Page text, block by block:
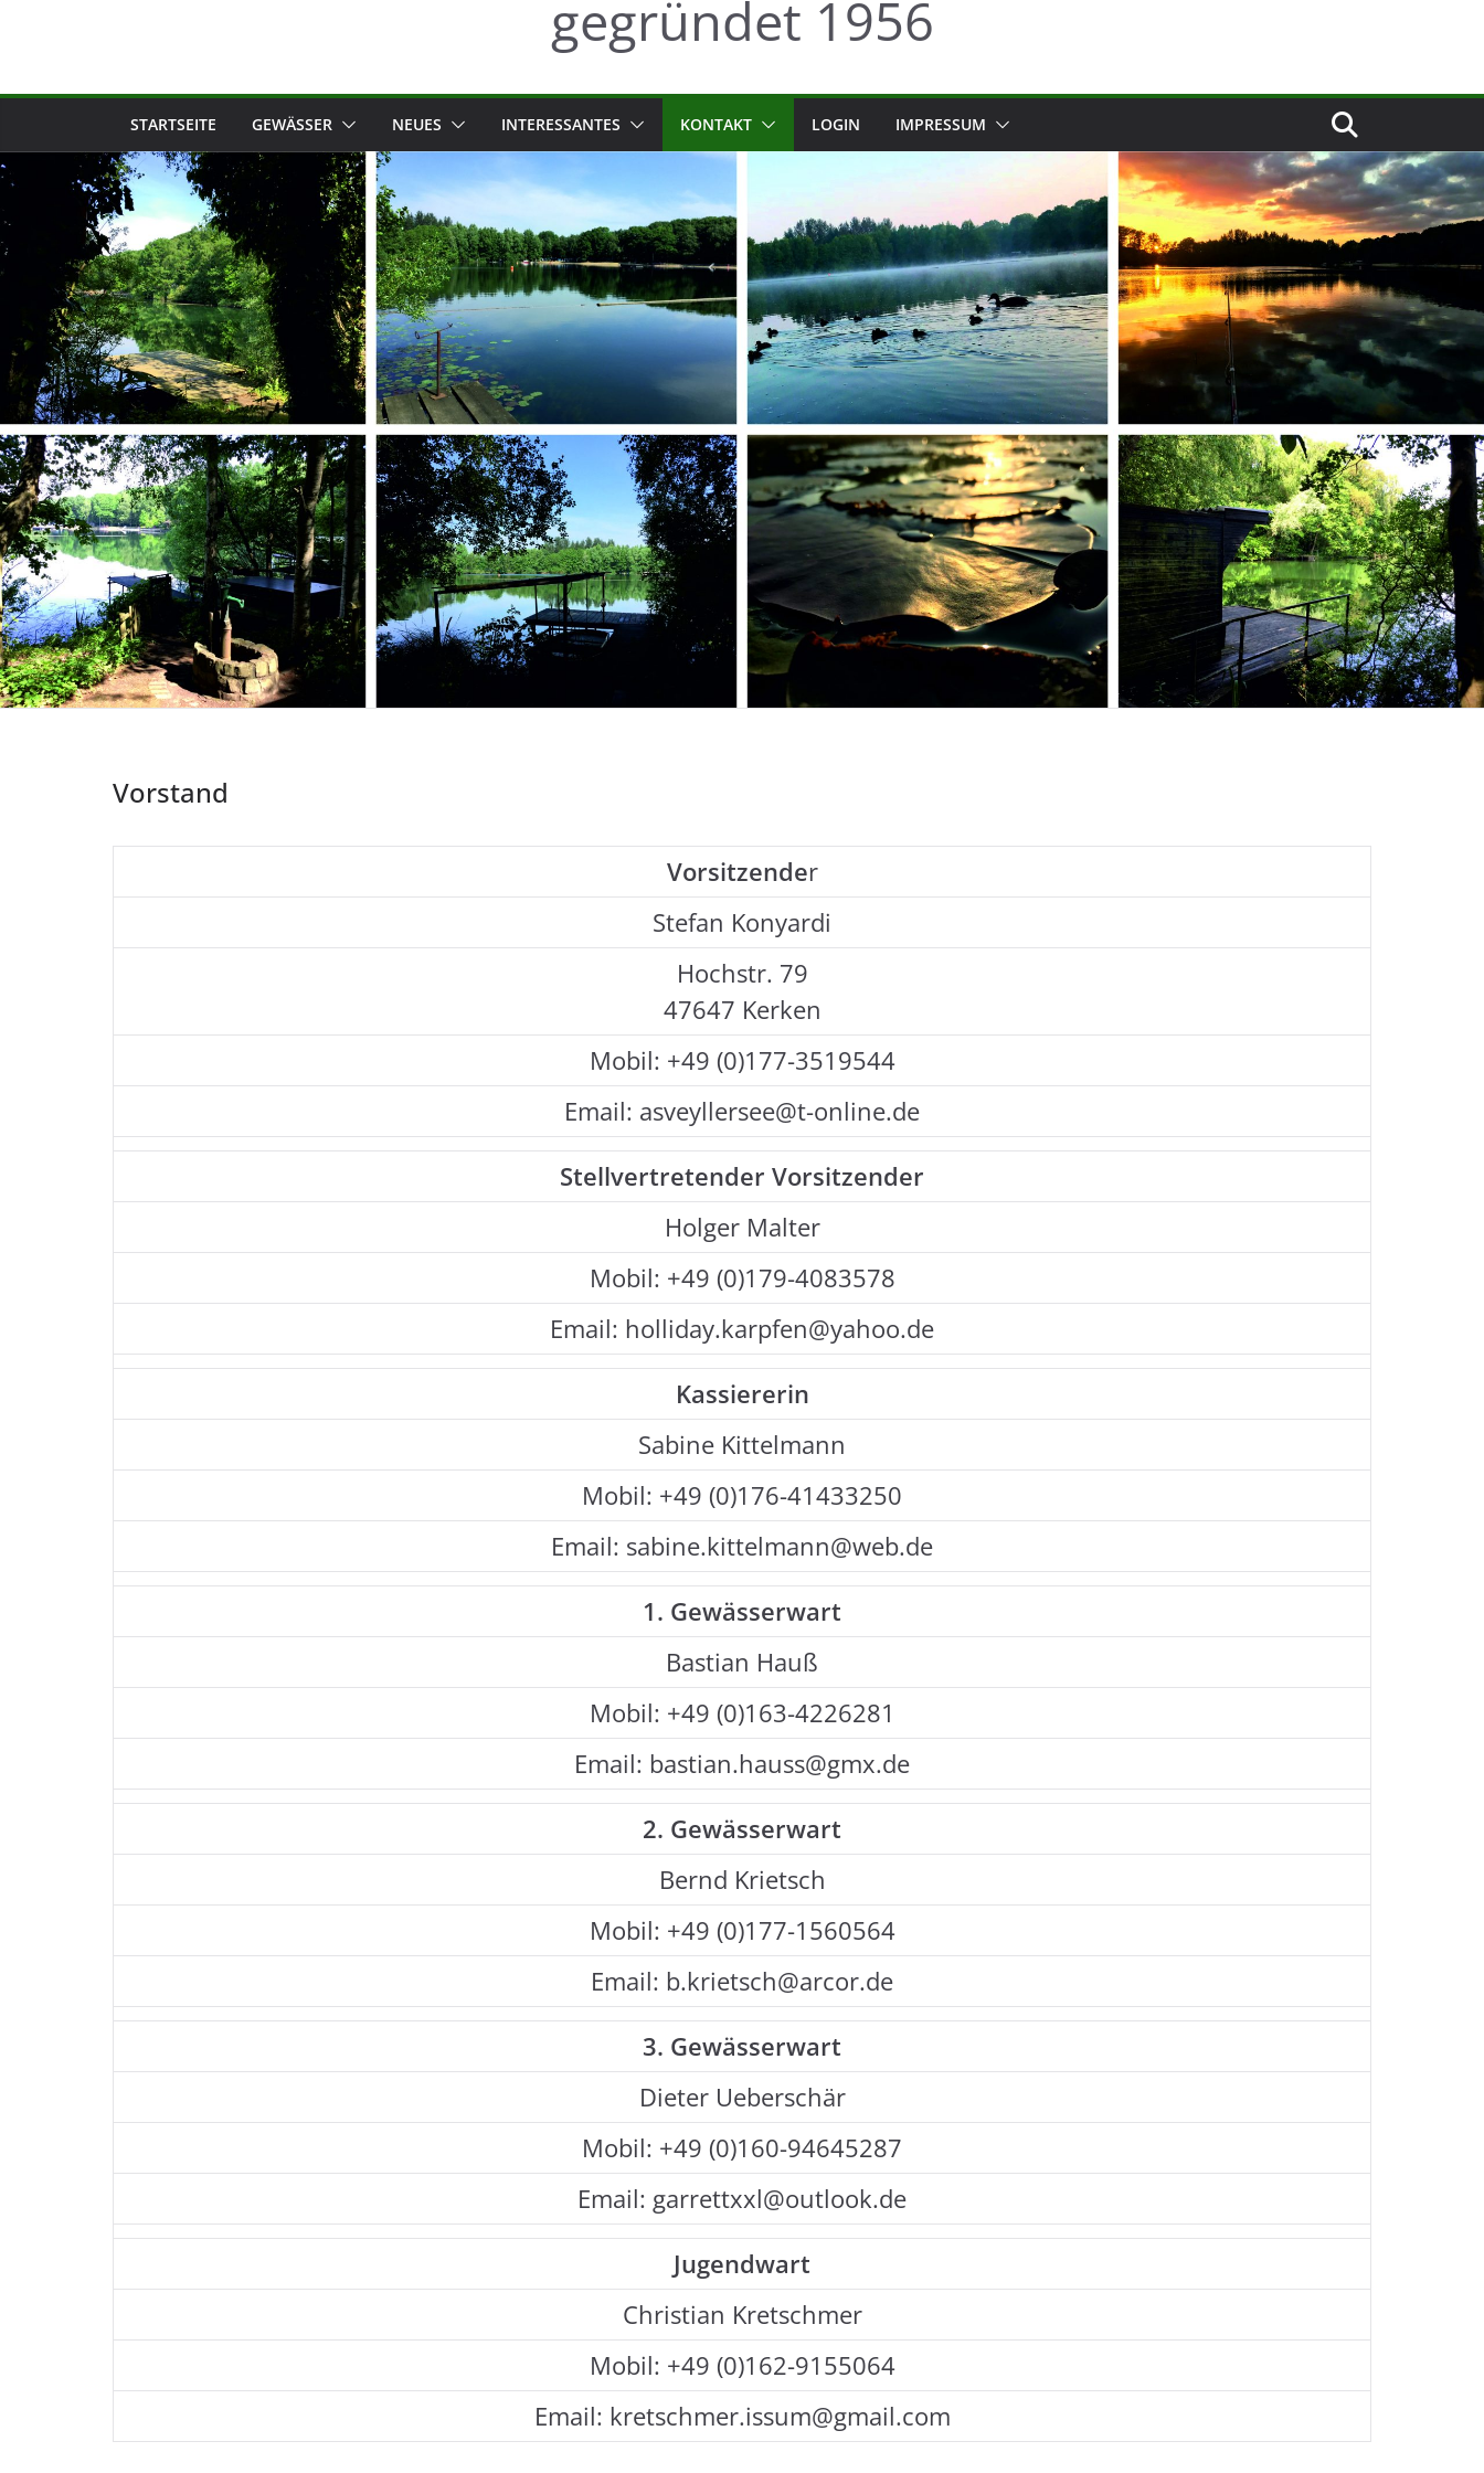
gegründet 1956
STARTSEITE GEWÄSSER NEUES INTERESSANTES KONTAKT LOGIN IMPRESSUM
Vorstand
Vorsitzender
Stefan Konyardi
Hochstr. 79
47647 Kerken
Mobil: +49 (0)177-3519544
Email: asveyllersee@t-online.de
Stellvertretender Vorsitzender
Holger Malter
Mobil: +49 (0)179-4083578
Email: holliday.karpfen@yahoo.de
Kassiererin
Sabine Kittelmann
Mobil: +49 (0)176-41433250
Email: sabine.kittelmann@web.de
1. Gewässerwart
Bastian Hauß
Mobil: +49 (0)163-4226281
Email: bastian.hauss@gmx.de
2. Gewässerwart
Bernd Krietsch
Mobil: +49 (0)177-1560564
Email: b.krietsch@arcor.de
3. Gewässerwart
Dieter Ueberschär
Mobil: +49 (0)160-94645287
Email: garrettxxl@outlook.de
Jugendwart
Christian Kretschmer
Mobil: +49 (0)162-9155064
Email: kretschmer.issum@gmail.com